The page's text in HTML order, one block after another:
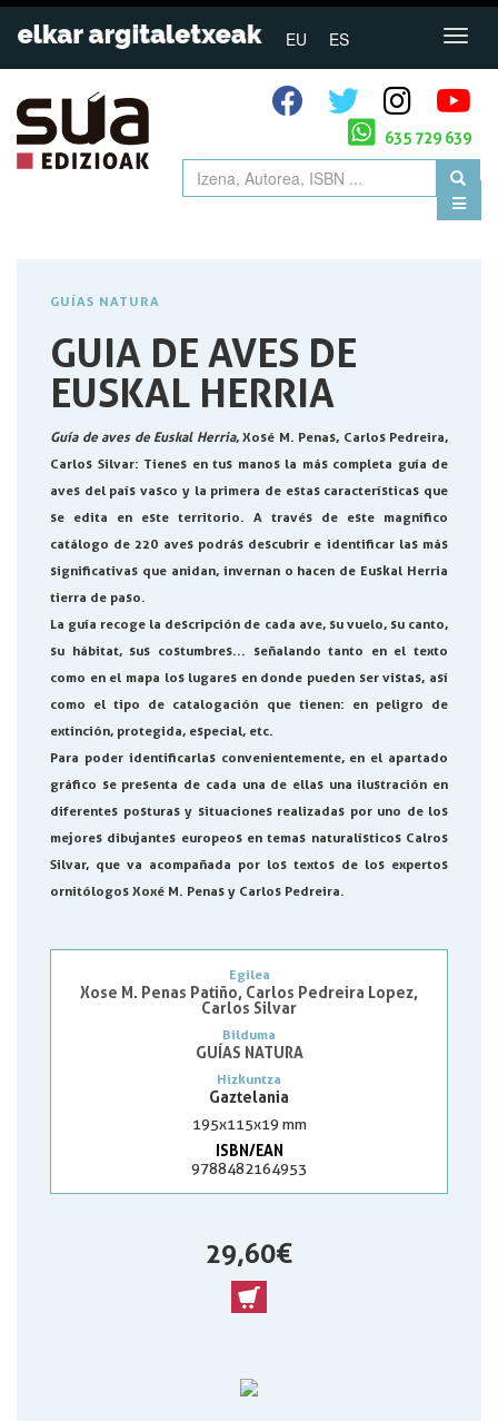
EU ES
635 729 639
GUÍAS NATURA
GUIA DE AVES DE
EUSKAL HERRIA
Guía de aves de Euskal Herria, Xosé M. Penas, Carlos Pedreira,
Carlos Silvar: Tienes en tus manos la más completa guía de
aves del país vasco y la primera de estas características que
se edita en este territorio. A través de este magnífico
catálogo de 220 aves podrás descubrir e identificar las más
significativas que anidan, invernan o hacen de Euskal Herria
tierra de paso.
La guía recoge la descripción de cada ave, su vuelo, su canto,
su hábitat, sus costumbres... señalando tanto en el texto
como en el mapa los lugares en donde pueden ser vistas, así
como el tipo de catalogación que tienen: en peligro de
extinción, protegida, especial, etc.
Para poder identificarlas convenientemente, en el apartado
gráfico se presenta de cada una de ellas una ilustración en
diferentes posturas y situaciones realizadas por uno de los
mejores dibujantes europeos en temas naturalísticos Calros
Silvar, que va acompañada por los textos de los expertos
ornitólogos Xoxé M. Penas y Carlos Pedreira.
Egilea
Xose M. Penas Patiño, Carlos Pedreira Lopez,
Carlos Silvar
Bilduma
GUÍAS NATURA
Hizkuntza
Gaztelania
195x115x19 mm
ISBN/EAN
9788482164953
29,60 €